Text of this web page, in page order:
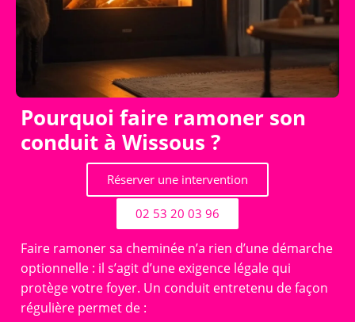
Pourquoi faire ramoner son
conduit à Wissous ?
Réserver une intervention
02 53 20 03 96
Faire ramoner sa cheminée n’a rien d’une démarche
optionnelle : il s’agit d’une exigence légale qui
protège votre foyer. Un conduit entretenu de façon
régulière permet de :